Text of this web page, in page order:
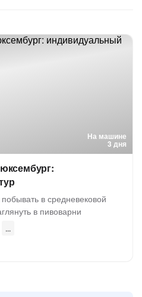
На машине
3 дня
в средневековой
в пивоварни